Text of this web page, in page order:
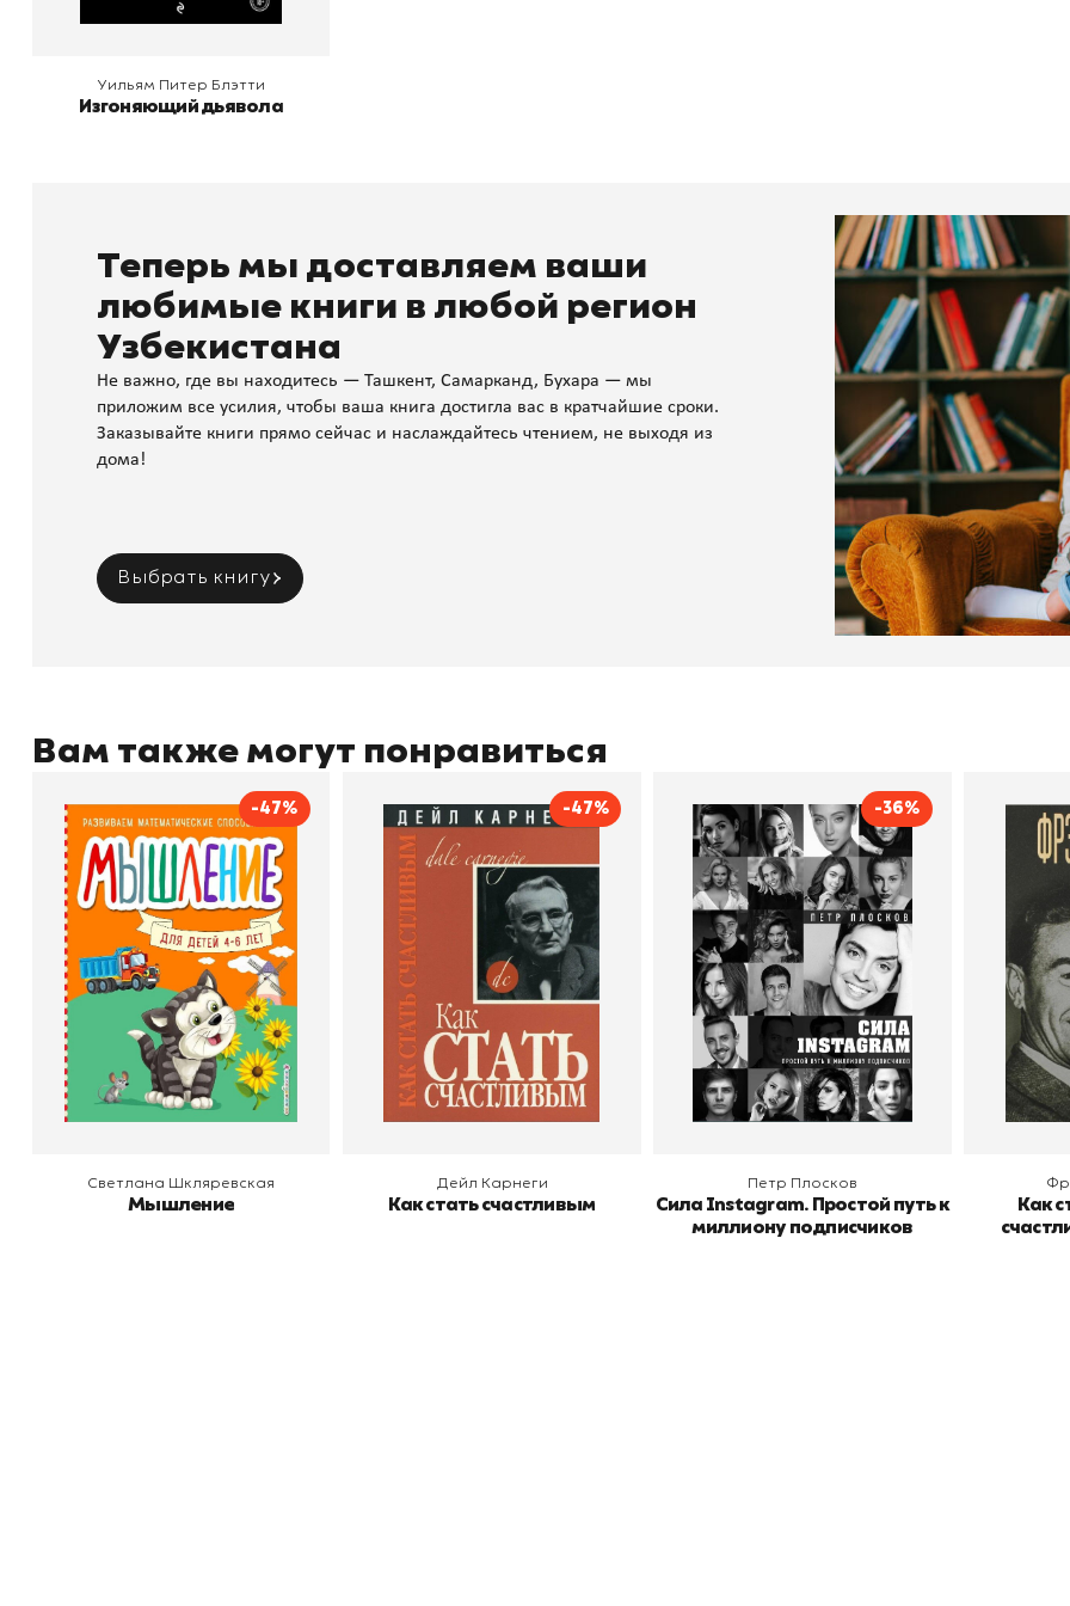
Уильям Питер Блэтти
Изгоняющий дьявола
Теперь мы доставляем ваши
любимые книги в любой регион
Узбекистана
Не важно, где вы находитесь — Ташкент, Самарканд, Бухара — мы
приложим все усилия, чтобы ваша книга достигла вас в кратчайшие сроки.
Заказывайте книги прямо сейчас и наслаждайтесь чтением, не выходя из
дома!
Выбрать книгу
Вам также могут понравиться
-47%
Мышление
Автор
Светлана Шкляревская
Издательство
Эксмодетство
В корзину
Светлана Шкляревская
Мышление
-47%
Как стать счастливым
Автор
Дейл Карнеги
Издательство
Попурри, Минск
В корзину
Дейл Карнеги
Как стать счастливым
-36%
Сила Instagram. Простой
путь к миллиону
подписчиков
Автор
Петр Плосков
Издательство
Бомбора
В корзину
Петр Плосков
Сила Instagram. Простой путь к
миллиону подписчиков
Как
В
Как